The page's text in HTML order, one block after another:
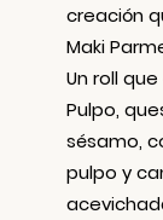
creación
Maki
Un roll
Pulpo,
sésamo,
pulpo y